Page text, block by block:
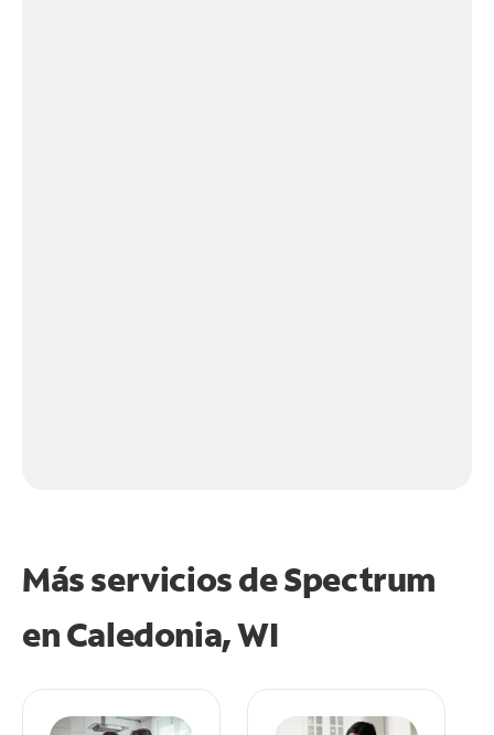
Más servicios de Spectrum
enCaledonia, WI